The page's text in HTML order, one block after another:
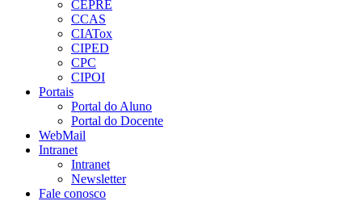
CEPRE
CCAS
CIATox
CIPED
CPC
CIPOI
Portais
Portal do Aluno
Portal do Docente
WebMail
Intranet
Intranet
Newsletter
Fale conosco